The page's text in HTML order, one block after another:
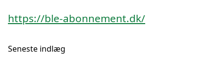
https://ble-abonnement.dk/
Seneste indlæg